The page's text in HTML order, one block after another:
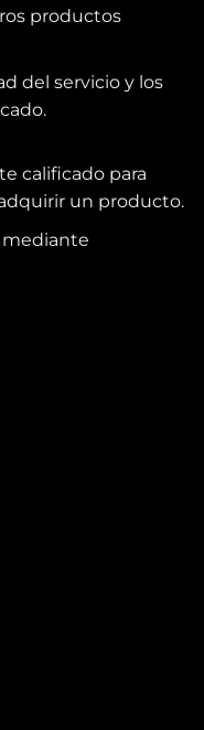
productos
del servicio y los
calificado para
un producto.
mediante